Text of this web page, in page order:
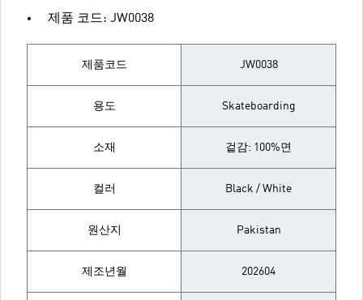
제품 코드: JW0038
제품코드 JW0038
용도 Skateboarding
소재 겉감: 100%면
컬러 Black / White
원산지 Pakistan
제조년월 202604